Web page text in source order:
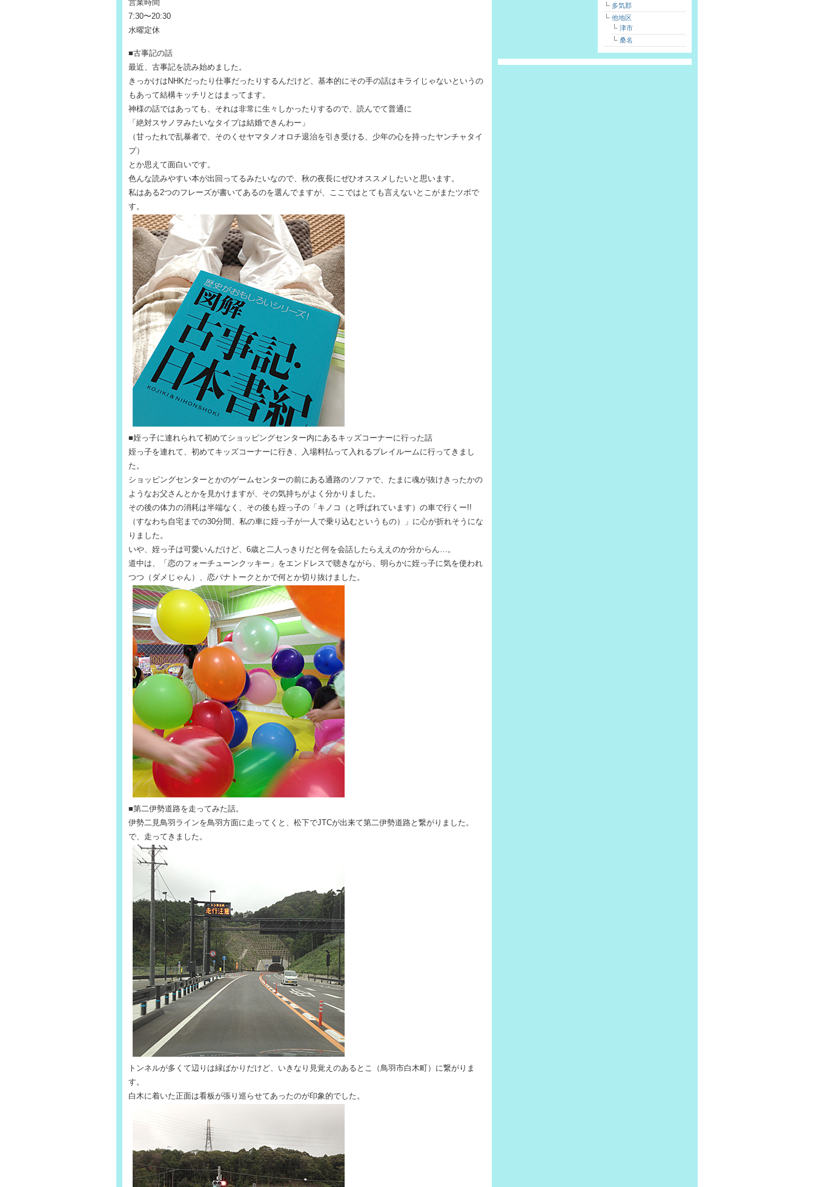
営業時間
7:30〜20:30
水曜定休
■古事記の話
最近、古事記を読み始めました。
きっかけはNHKだったり仕事だったりするんだけど、基本的にその手の話はキライじゃないというの
もあって結構キッチリとはまってます。
神様の話ではあっても、それは非常に生々しかったりするので、読んでて普通に
「絶対スサノヲみたいなタイプは結婚できんわー」
（甘ったれで乱暴者で、そのくせヤマタノオロチ退治を引き受ける、少年の心を持ったヤンチャタイ
プ）
とか思えて面白いです。
色んな読みやすい本が出回ってるみたいなので、秋の夜長にぜひオススメしたいと思います。
私はある2つのフレーズが書いてあるのを選んでますが、ここではとても言えないとこがまたツボで
す。
■姪っ子に連れられて初めてショッピングセンター内にあるキッズコーナーに行った話
姪っ子を連れて、初めてキッズコーナーに行き、入場料払って入れるプレイルームに行ってきまし
た。
ショッピングセンターとかのゲームセンターの前にある通路のソファで、たまに魂が抜けきったかの
ようなお父さんとかを見かけますが、その気持ちがよく分かりました。
その後の体力の消耗は半端なく、その後も姪っ子の「キノコ（と呼ばれています）の車で行くー!!
（すなわち自宅までの30分間、私の車に姪っ子が一人で乗り込むというもの）」に心が折れそうにな
りました。
いや、姪っ子は可愛いんだけど、6歳と二人っきりだと何を会話したらええのか分からん…。
道中は、「恋のフォーチューンクッキー」をエンドレスで聴きながら、明らかに姪っ子に気を使われ
つつ（ダメじゃん）、恋バナトークとかで何とか切り抜けました。
■第二伊勢道路を走ってみた話。
伊勢二見鳥羽ラインを鳥羽方面に走ってくと、松下でJTCが出来て第二伊勢道路と繋がりました。
で、走ってきました。
トンネルが多くて辺りは緑ばかりだけど、いきなり見覚えのあるとこ（鳥羽市白木町）に繋がりま
す。
白木に着いた正面は看板が張り巡らせてあったのが印象的でした。
多気郡
他地区
津市
桑名